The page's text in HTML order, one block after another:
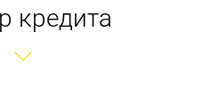
кредита